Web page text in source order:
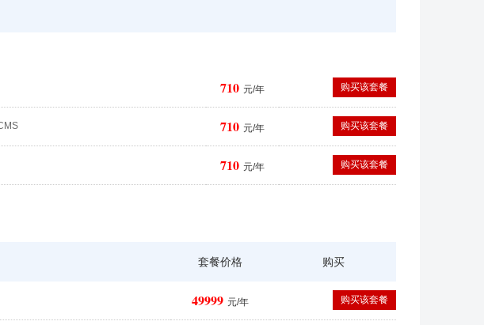
710 元/年 购买该套餐
710 元/年 购买该套餐
710 元/年 购买该套餐
套餐价格 购买
49999 元/年 购买该套餐